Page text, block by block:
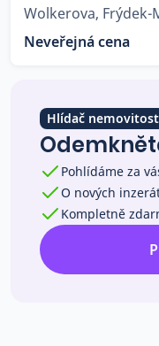
Blog
O nás
Wolkerova, Frýdek-
Neveřejná cena
Hlídač
Pohlídáme za
O nových
Kompletně